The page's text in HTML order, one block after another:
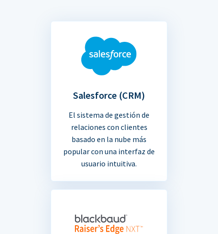
Salesforce (CRM)
El sistema de gestión de
relaciones con clientes
basado en la nube más
popular con una interfaz de
usuario intuitiva.